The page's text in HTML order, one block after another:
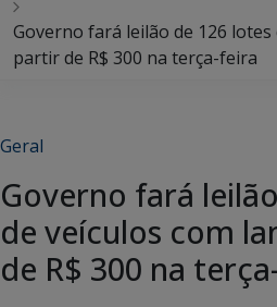
Governo fará leilão de 126 lotes
partir de R$ 300 na terça-feira
Geral
Governo fará
de veículos com
de R$ 300 na